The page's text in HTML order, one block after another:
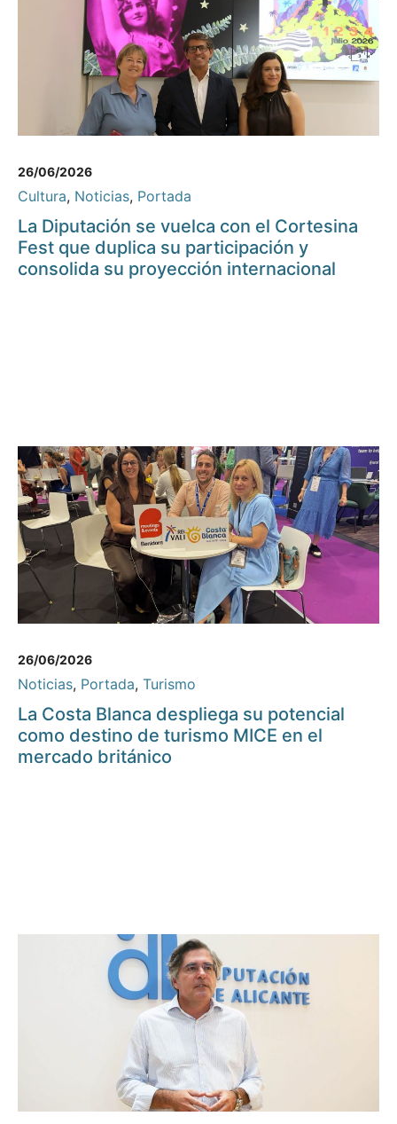
26/06/2026
Cultura, Noticias, Portada
La Diputación se vuelca con el Cortesina
Fest que duplica su participación y
consolida su proyección internacional
26/06/2026
Noticias, Portada, Turismo
La Costa Blanca despliega su potencial
como destino de turismo MICE en el
mercado británico